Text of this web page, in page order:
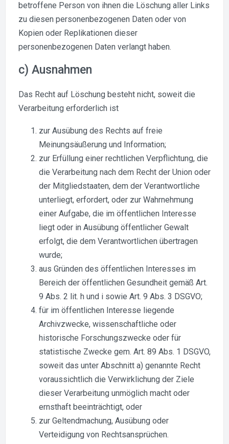
betroffene Person von ihnen die Löschung aller Links
zu diesen personenbezogenen Daten oder von
Kopien oder Replikationen dieser
personenbezogenen Daten verlangt haben.
c) Ausnahmen
Das Recht auf Löschung besteht nicht, soweit die
Verarbeitung erforderlich ist
zur Ausübung des Rechts auf freie
Meinungsäußerung und Information;
zur Erfüllung einer rechtlichen Verpflichtung, die
die Verarbeitung nach dem Recht der Union oder
der Mitgliedstaaten, dem der Verantwortliche
unterliegt, erfordert, oder zur Wahrnehmung
einer Aufgabe, die im öffentlichen Interesse
liegt oder in Ausübung öffentlicher Gewalt
erfolgt, die dem Verantwortlichen übertragen
wurde;
aus Gründen des öffentlichen Interesses im
Bereich der öffentlichen Gesundheit gemäß Art.
9 Abs. 2 lit. h und i sowie Art. 9 Abs. 3 DSGVO;
für im öffentlichen Interesse liegende
Archivzwecke, wissenschaftliche oder
historische Forschungszwecke oder für
statistische Zwecke gem. Art. 89 Abs. 1 DSGVO,
soweit das unter Abschnitt a) genannte Recht
voraussichtlich die Verwirklichung der Ziele
dieser Verarbeitung unmöglich macht oder
ernsthaft beeinträchtigt, oder
zur Geltendmachung, Ausübung oder
Verteidigung von Rechtsansprüchen.